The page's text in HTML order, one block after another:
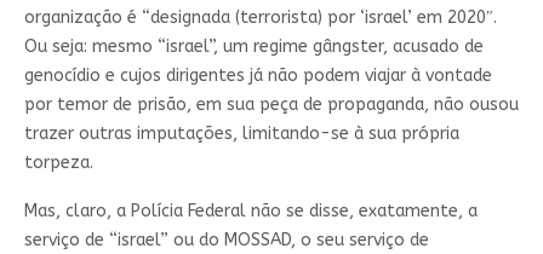
organização é “designada (terrorista) por ‘israel’ em 2020″.
Ou seja: mesmo “israel”, um regime gângster, acusado de
genocídio e cujos dirigentes já não podem viajar à vontade
por temor de prisão, em sua peça de propaganda, não ousou
trazer outras imputações, limitando-se à sua própria
torpeza.
Mas, claro, a Polícia Federal não se disse, exatamente, a
serviço de “israel” ou do MOSSAD, o seu serviço de